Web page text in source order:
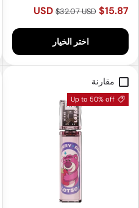
$15.87 USD
$32.07 USD
اختر الخيار
مقارنة
Up to 50% off